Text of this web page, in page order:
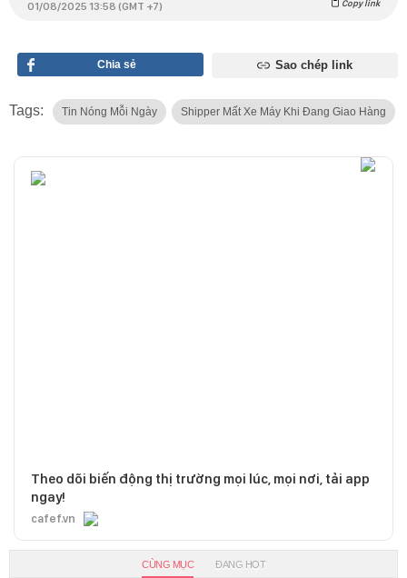
01/08/2025 13:58 (GMT +7) Copy link
Chia sẻ Sao chép link
Tags: Tin Nóng Mỗi Ngày Shipper Mất Xe Máy Khi Đang Giao Hàng
Theo dõi biến động thị trường mọi lúc, mọi nơi, tải app
ngay!
cafef.vn
CÙNG MỤC ĐANG HOT